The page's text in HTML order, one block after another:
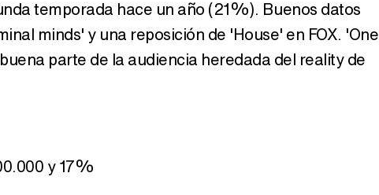
temporada hace un año (21%). Buenos datos
minds' y una reposición de 'House' en FOX. 'One
parte de la audiencia heredada del reality de
y 17%